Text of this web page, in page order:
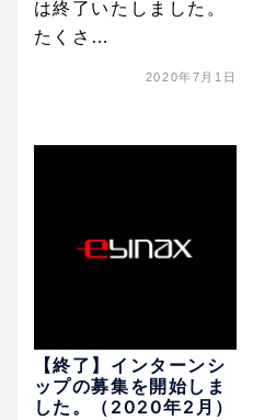
は終了いたしました。
たくさ…
2020年7月1日
【終了】インターンシ
ップの募集を開始しま
した。（2020年2月）